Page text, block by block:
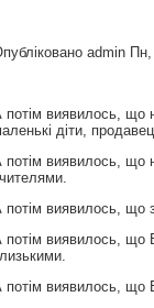
adminПн,
потім виявилось, що
діти,
потім виявилось, що
потім виявилось, що
потім виявилось, що
потім виявилось, що